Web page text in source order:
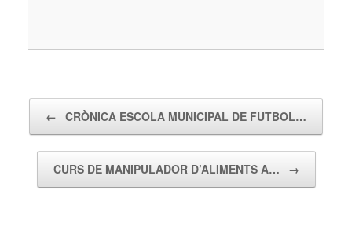
← CRÒNICA ESCOLA MUNICIPAL DE FUTBOL…
CURS DE MANIPULADOR D’ALIMENTS A… →